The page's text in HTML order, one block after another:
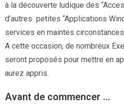
à la découverte ludique des
d’autres petites “Applications
services en maintes
A cette occasion, de nombreux
seront proposés pour mettre en
aurez appris.
Avant de commencer …